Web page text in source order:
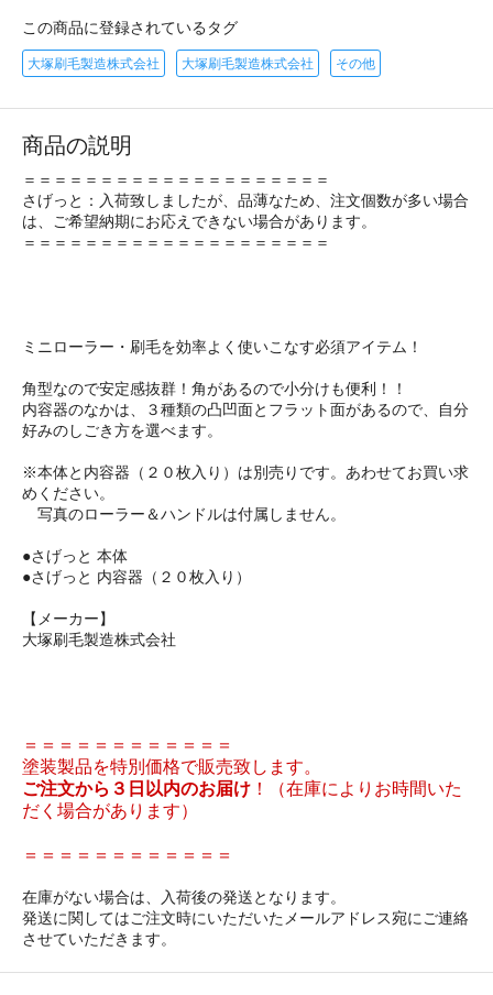
この商品に登録されているタグ
大塚刷毛製造株式会社 大塚刷毛製造株式会社 その他
商品の説明
＝＝＝＝＝＝＝＝＝＝＝＝＝＝＝＝＝＝＝＝
さげっと：入荷致しましたが、品薄なため、注文個数が多い場合
は、ご希望納期にお応えできない場合があります。
＝＝＝＝＝＝＝＝＝＝＝＝＝＝＝＝＝＝＝＝
ミニローラー・刷毛を効率よく使いこなす必須アイテム！
角型なので安定感抜群！角があるので小分けも便利！！
内容器のなかは、３種類の凸凹面とフラット面があるので、自分
好みのしごき方を選べます。
※本体と内容器（２０枚入り）は別売りです。あわせてお買い求
めください。
写真のローラー＆ハンドルは付属しません。
●さげっと 本体
●さげっと 内容器（２０枚入り）
【メーカー】
大塚刷毛製造株式会社
＝＝＝＝＝＝＝＝＝＝＝＝
塗装製品を特別価格で販売致します。
ご注文から３日以内のお届け ！（在庫によりお時間いた
だく場合があります）
＝＝＝＝＝＝＝＝＝＝＝＝
在庫がない場合は、入荷後の発送となります。
発送に関してはご注文時にいただいたメールアドレス宛にご連絡
させていただきます。